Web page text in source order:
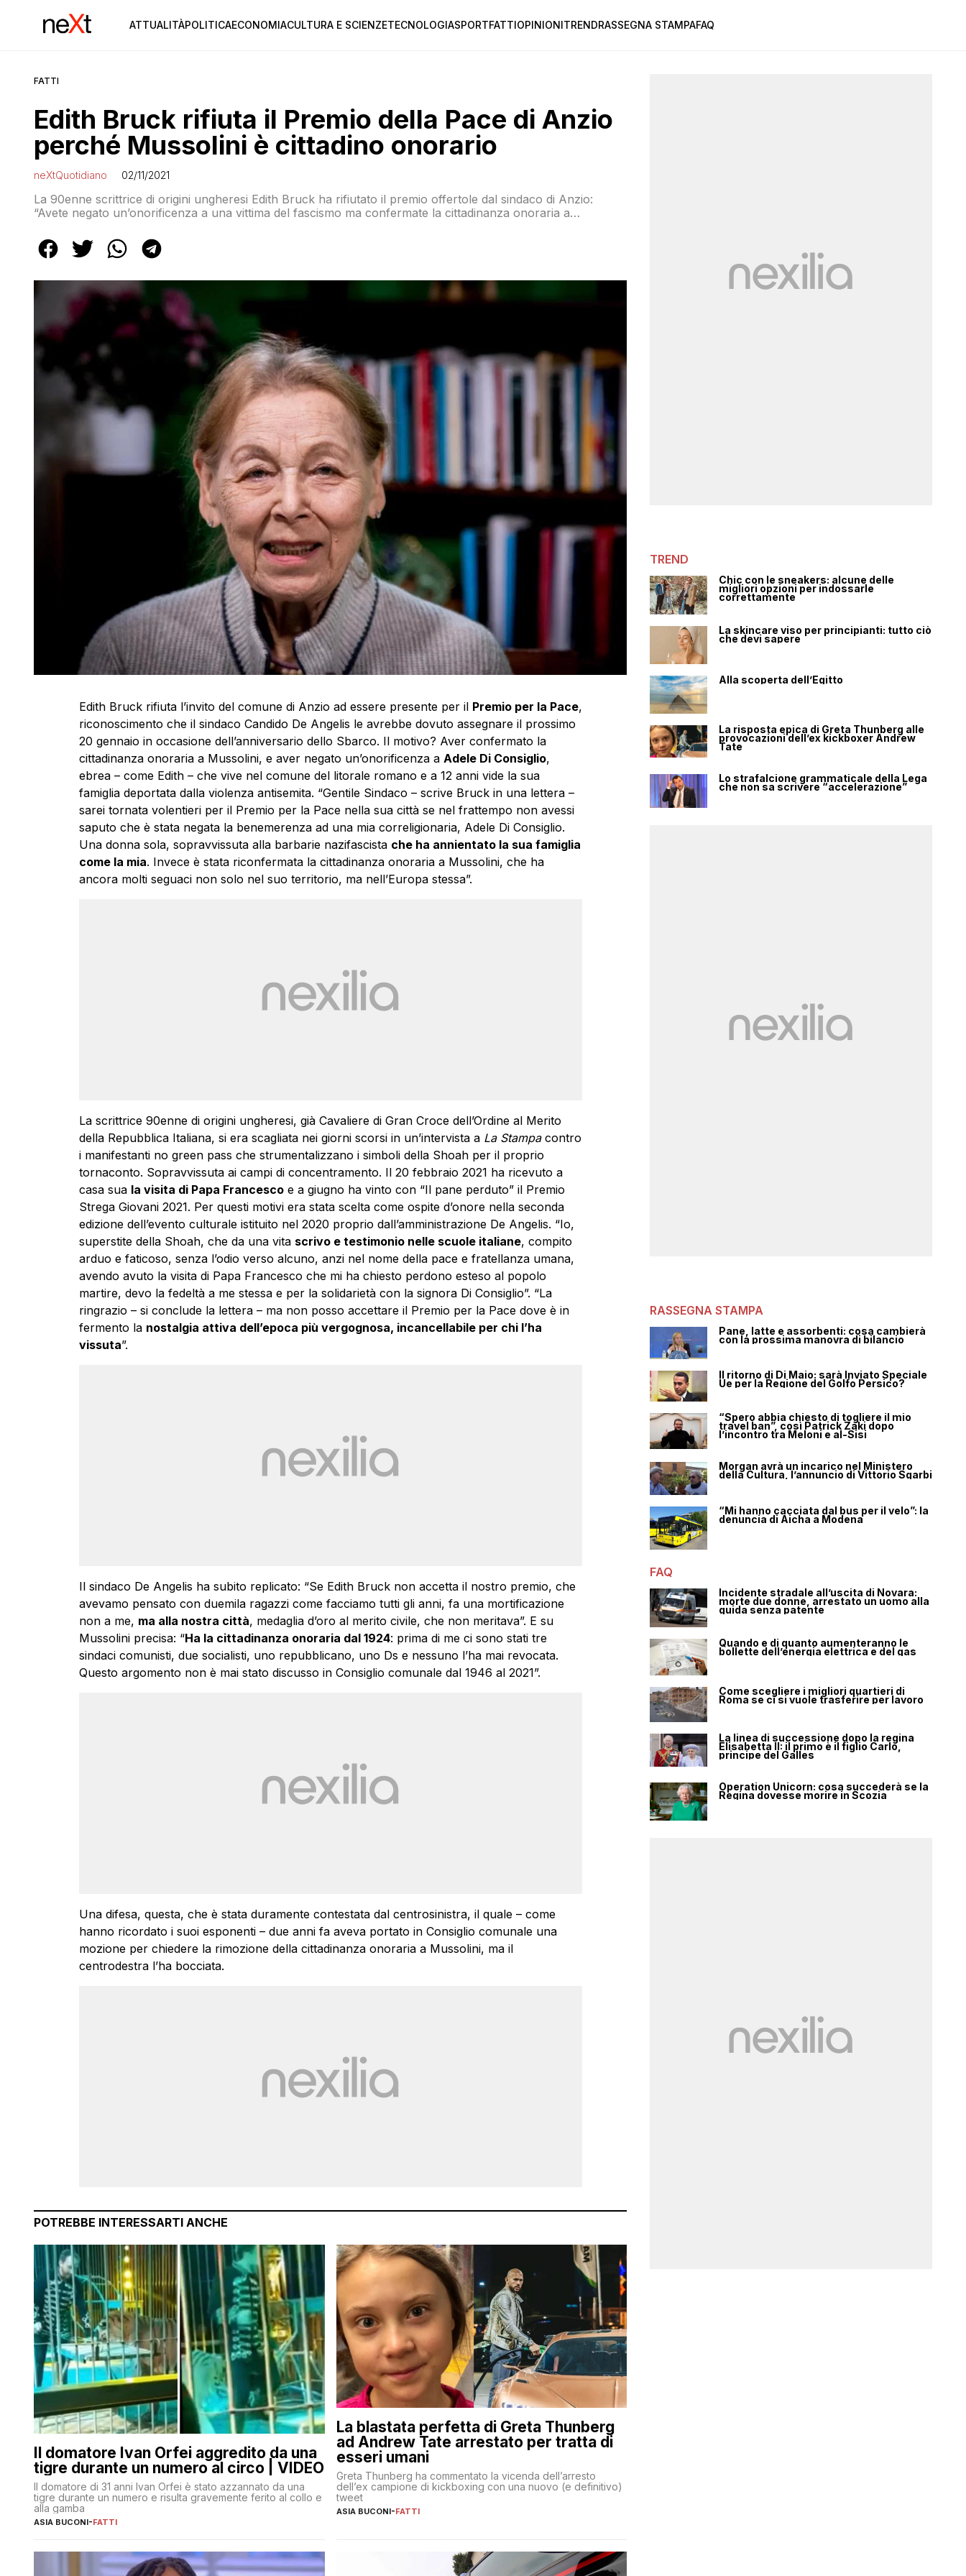
ATTUALITÀPOLITICAECONOMIACULTURA E SCIENZETECNOLOGIASPORTFATTIOPINIONITRENDRASSEGNA STAMPAFAQ
FATTI
Edith Bruck rifiuta il Premio della Pace di Anzio
perché Mussolini è cittadino onorario
neXtQuotidiano 02/11/2021
La 90enne scrittrice di origini ungheresi Edith Bruck ha rifiutato il premio offertole dal sindaco di Anzio:
“Avete negato un’onorificenza a una vittima del fascismo ma confermate la cittadinanza onoraria a
Edith Bruck rifiuta l’invito del comune di Anzio ad essere presente per il Premio per la Pace,
riconoscimento che il sindaco Candido De Angelis le avrebbe dovuto assegnare il prossimo
20 gennaio in occasione dell’anniversario dello Sbarco. Il motivo? Aver confermato la
cittadinanza onoraria a Mussolini, e aver negato un’onorificenza a Adele Di Consiglio,
ebrea – come Edith – che vive nel comune del litorale romano e a 12 anni vide la sua
famiglia deportata dalla violenza antisemita. “Gentile Sindaco – scrive Bruck in una lettera –
sarei tornata volentieri per il Premio per la Pace nella sua città se nel frattempo non avessi
saputo che è stata negata la benemerenza ad una mia correligionaria, Adele Di Consiglio.
Una donna sola, sopravvissuta alla barbarie nazifascista che ha annientato la sua famiglia
come la mia. Invece è stata riconfermata la cittadinanza onoraria a Mussolini, che ha
ancora molti seguaci non solo nel suo territorio, ma nell’Europa stessa”.
La scrittrice 90enne di origini ungheresi, già Cavaliere di Gran Croce dell’Ordine al Merito
della Repubblica Italiana, si era scagliata nei giorni scorsi in un’intervista a La Stampacontro
i manifestanti no green pass che strumentalizzano i simboli della Shoah per il proprio
tornaconto. Sopravvissuta ai campi di concentramento. Il 20 febbraio 2021 ha ricevuto a
casa sua la visita di Papa Francescoe a giugno ha vinto con “Il pane perduto” il Premio
Strega Giovani 2021. Per questi motivi era stata scelta come ospite d’onore nella seconda
edizione dell’evento culturale istituito nel 2020 proprio dall’amministrazione De Angelis. “Io,
superstite della Shoah, che da una vita scrivo e testimonio nelle scuole italiane, compito
arduo e faticoso, senza l’odio verso alcuno, anzi nel nome della pace e fratellanza umana,
avendo avuto la visita di Papa Francesco che mi ha chiesto perdono esteso al popolo
martire, devo la fedeltà a me stessa e per la solidarietà con la signora Di Consiglio”. “La
ringrazio – si conclude la lettera – ma non posso accettare il Premio per la Pace dove è in
fermento la nostalgia attiva dell’epoca più vergognosa, incancellabile per chi l’ha
vissuta”.
Il sindaco De Angelis ha subito replicato: “Se Edith Bruck non accetta il nostro premio, che
avevamo pensato con duemila ragazzi come facciamo tutti gli anni, fa una mortificazione
non a me, ma alla nostra città, medaglia d’oro al merito civile, che non meritava”. E su
Mussolini precisa: “Ha la cittadinanza onoraria dal 1924: prima di me ci sono stati tre
sindaci comunisti, due socialisti, uno repubblicano, uno Ds e nessuno l’ha mai revocata.
Questo argomento non è mai stato discusso in Consiglio comunale dal 1946 al 2021”.
Una difesa, questa, che è stata duramente contestata dal centrosinistra, il quale – come
hanno ricordato i suoi esponenti – due anni fa aveva portato in Consiglio comunale una
mozione per chiedere la rimozione della cittadinanza onoraria a Mussolini, ma il
centrodestra l’ha bocciata.
POTREBBE INTERESSARTI ANCHE
Il domatore Ivan Orfei aggredito da una
tigre durante un numero al circo | VIDEO
Il domatore di 31 anni Ivan Orfei è stato azzannato da una
tigre durante un numero e risulta gravemente ferito al collo e
alla gamba
ASIA BUCONI-FATTI
La blastata perfetta di Greta Thunberg
ad Andrew Tate arrestato per tratta di
esseri umani
Greta Thunberg ha commentato la vicenda dell’arresto
dell’ex campione di kickboxing con una nuovo (e definitivo)
tweet
ASIA BUCONI-FATTI
TREND
Chic con le sneakers: alcune delle
migliori opzioni per indossarle
correttamente
La skincare viso per principianti: tutto ciò
che devi sapere
Alla scoperta dell’Egitto
La risposta epica di Greta Thunberg alle
provocazioni dell’ex kickboxer Andrew
Tate
Lo strafalcione grammaticale della Lega
che non sa scrivere “accelerazione”
RASSEGNA STAMPA
Pane, latte e assorbenti: cosa cambierà
con la prossima manovra di bilancio
Il ritorno di Di Maio: sarà Inviato Speciale
Ue per la Regione del Golfo Persico?
“Spero abbia chiesto di togliere il mio
travel ban”, così Patrick Zaki dopo
l’incontro tra Meloni e al-Sisi
Morgan avrà un incarico nel Ministero
della Cultura, l’annuncio di Vittorio Sgarbi
“Mi hanno cacciata dal bus per il velo”: la
denuncia di Aicha a Modena
FAQ
Incidente stradale all’uscita di Novara:
morte due donne, arrestato un uomo alla
guida senza patente
Quando e di quanto aumenteranno le
bollette dell’energia elettrica e del gas
Come scegliere i migliori quartieri di
Roma se ci si vuole trasferire per lavoro
La linea di successione dopo la regina
Elisabetta II: il primo è il figlio Carlo,
principe del Galles
Operation Unicorn: cosa succederà se la
Regina dovesse morire in Scozia